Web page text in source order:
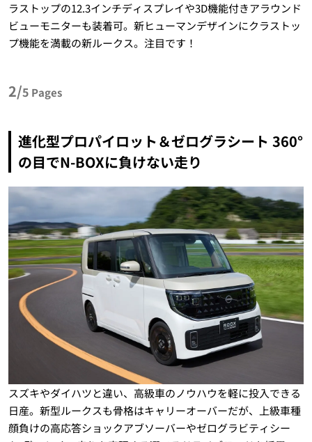
ラストップの12.3インチディスプレイや3D機能付きアラウンド
ビューモニターも装着可。新ヒューマンデザインにクラストッ
プ機能を満載の新ルークス。注目です！
2/5 Pages
進化型プロパイロット＆ゼログラシート 360°
の目でN-BOXに負けない走り
スズキやダイハツと違い、高級車のノウハウを軽に投入できる
日産。新型ルークスも骨格はキャリーオーバーだが、上級車種
顔負けの高応答ショックアブソーバーやゼログラビティシー